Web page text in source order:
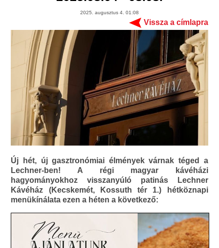
2025. augusztus 4. 01:08
Vissza a címlapra
Új hét, új gasztronómiai élmények várnak téged a
Lechner-ben! A régi magyar kávéházi
hagyományokhoz visszanyúló patinás Lechner
Kávéház (Kecskemét, Kossuth tér 1.) hétköznapi
menükínálata ezen a héten a következő: